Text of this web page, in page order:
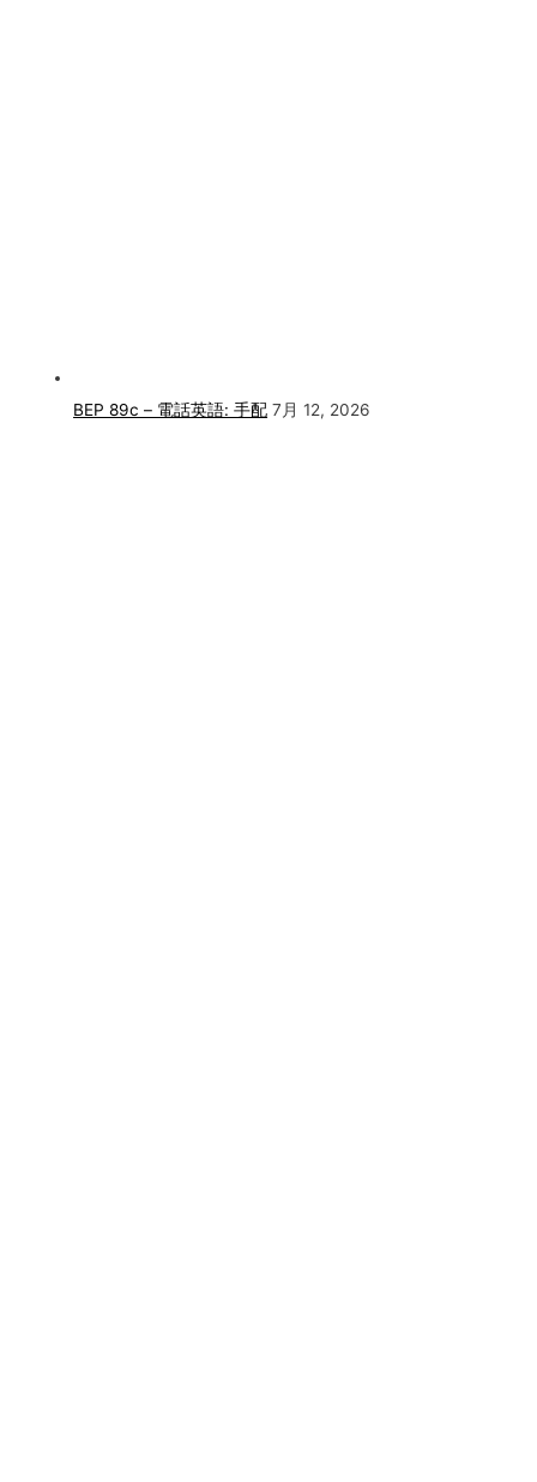
BEP 89c – 電話英語: 手配 7月 12, 2026